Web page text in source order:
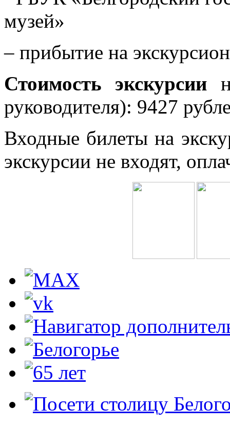
музей»
– прибытие на
Стоимость экскурсии
руководителя): 9427
Входные билеты на
экскурсии не входят,